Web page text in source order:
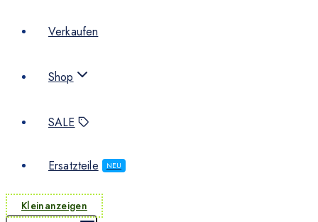
Verkaufen
Shop
SALE
Ersatzteile NEU
Kleinanzeigen